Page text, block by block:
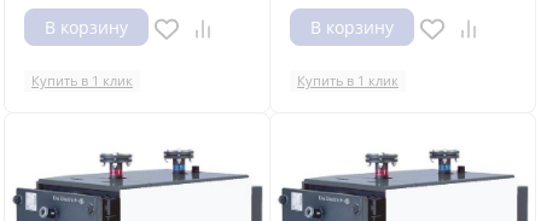
В корзину
Купить в 1 клик
В корзину
Купить в 1 клик